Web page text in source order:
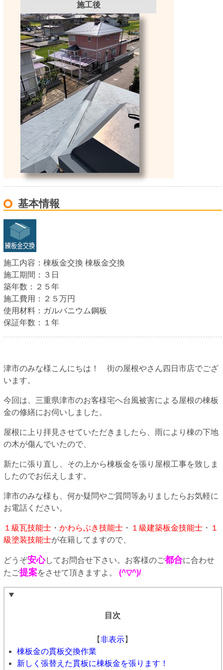
施工後
基本情報
施工内容： 棟板金交換 棟板金交換
施工期間：
３日
築年数：
２５年
施工費用：
２５万円
使用材料： ガルバニウム鋼板
保証年数：
１年
津市のみな様こんにちは！ 街の屋根やさん四日市店でござ
います。
今回は、三重県津市のお客様宅へ台風被害による屋根の棟板
金の修繕にお伺いしました。
屋根に上り拝見させていただきましたら、雨により棟の下地
の木が傷んでいたので、
新たに張り直し、その上から棟板金を張り屋根工事を致しま
したのでお伝えします。
津市のみな様も、何か疑問やご質問等ありましたらお気軽に
お電話ください。
１級瓦技能士・ かわらぶき技能士・ １級建築板金技能士・ １
級塗装技能士が在籍してますので、
どうぞ安心してお問合せ下さい。お客様のご都合に合わせ
たご提案をさせて頂きますよ。 (^▽^)/
目次
【非表示】
棟板金の貫板交換作業
新しく張替えた貫板に棟板金を張ります！